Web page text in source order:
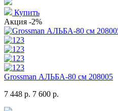
Купить
Акция -2%
Grossman АЛЬБА-80 см 208005
7 448 р. 7 600 р.